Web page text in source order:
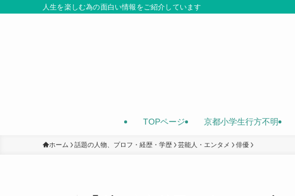
人生を楽しむ為の面白い情報をご紹介しています
TOPページ 京都小学生行方不明
ホーム 話題の人物、プロフ・経歴・学歴 芸能人・エンタメ 俳優